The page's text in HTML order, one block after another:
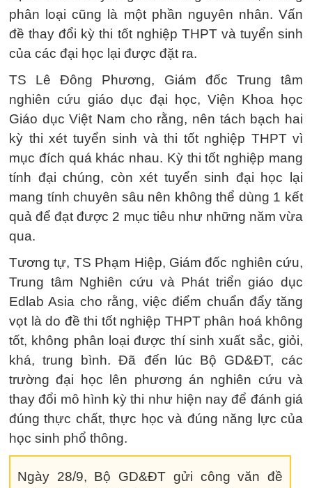
phân loại cũng là một phần nguyên nhân. Vấn
đề thay đổi kỳ thi tốt nghiệp THPT và tuyển sinh
của các đại học lại được đặt ra.
TS Lê Đông Phương, Giám đốc Trung tâm
nghiên cứu giáo dục đại học, Viện Khoa học
Giáo dục Việt Nam cho rằng, nên tách bạch hai
kỳ thi xét tuyển sinh và thi tốt nghiệp THPT vì
mục đích quá khác nhau. Kỳ thi tốt nghiệp mang
tính đại chúng, còn xét tuyển sinh đại học lại
mang tính chuyên sâu nên không thể dùng 1 kết
quả để đạt được 2 mục tiêu như những năm vừa
qua.
Tương tự, TS Phạm Hiệp, Giám đốc nghiên cứu,
Trung tâm Nghiên cứu và Phát triển giáo dục
Edlab Asia cho rằng, việc điểm chuẩn đẩy tăng
vọt là do đề thi tốt nghiệp THPT phân hoá không
tốt, không phân loại được thí sinh xuất sắc, giỏi,
khá, trung bình. Đã đến lúc Bộ GD&ĐT, các
trường đại học lên phương án nghiên cứu và
thay đổi mô hình kỳ thi như hiện nay để đánh giá
đúng thực chất, thực học và đúng năng lực của
học sinh phổ thông.
Ngày 28/9, Bộ GD&ĐT gửi công văn đề